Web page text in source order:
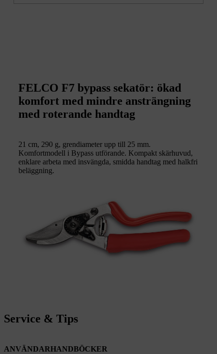
FELCO F7 bypass sekatör: ökad
komfort med mindre ansträngning
med roterande handtag
21 cm, 290 g, grendiameter upp till 25 mm.
Komfortmodell i Bypass utförande. Kompakt skärhuvud,
enklare arbeta med insvängda, smidda handtag med halkfri
beläggning.
Service & Tips
ANVÄNDARHANDBÖCKER